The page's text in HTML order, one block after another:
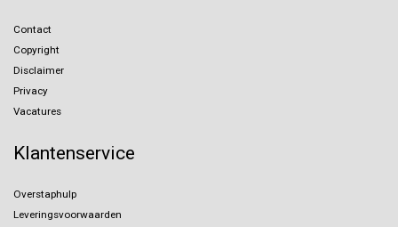
Contact
Copyright
Disclaimer
Privacy
Vacatures
Klantenservice
Overstaphulp
Leveringsvoorwaarden